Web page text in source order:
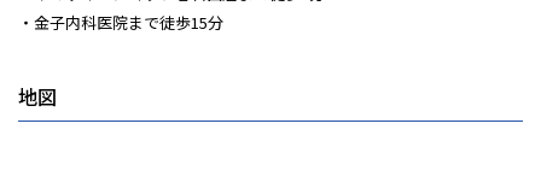
金子内科医院まで徒歩15分
地図